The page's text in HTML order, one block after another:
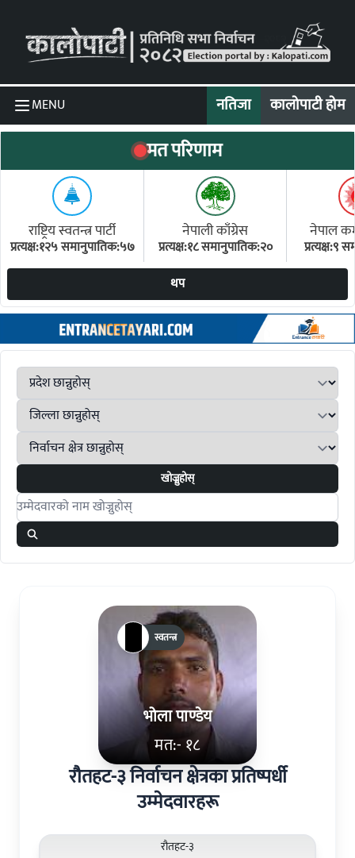
MENU नतिजा कालोपाटी होम
मत परिणाम
राष्ट्रिय स्वतन्त्र पार्टी
प्रत्यक्ष:१२५ समानुपातिक:५७
नेपाली काँग्रेस
प्रत्यक्ष:१८ समानुपातिक:२०
नेपाल
प्रत्यक्ष:९
थप
खोज्नुहोस्
Search candidates
भोला पाण्डेय
मत:- १८
स्वतन्त्र
रौतहट-३ निर्वाचन क्षेत्रका प्रतिष्पर्धी
उम्मेदवारहरू
रौतहट-३